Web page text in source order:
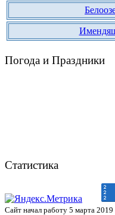
Погода и Праздники
Статистика
Сайт начал работу 5 марта 2019